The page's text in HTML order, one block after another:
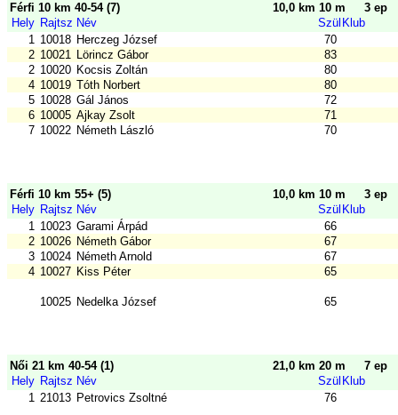
Férfi 10 km 40-54 (7) 10,0 km 10 m
3 ep
Hely Rajtsz Név Szül Klub
1 10018 Herczeg József
70
2 10021 Lörincz Gábor
83
2 10020 Kocsis Zoltán
80
4 10019 Tóth Norbert
80
5 10028 Gál János
72
6 10005 Ajkay Zsolt
71
7 10022 Németh László 70
Férfi 10 km 55+ (5) 10,0 km 10 m
3 ep
Hely Rajtsz Név Szül Klub
1 10023 Garami Árpád
66
2 10026 Németh Gábor
67
3 10024 Németh Arnold
67
4 10027 Kiss Péter 65
10025 Nedelka József 65
Női 21 km 40-54 (1) 21,0 km 20 m
7 ep
Hely Rajtsz Név Szül Klub
1 21013 Petrovics Zsoltné 76